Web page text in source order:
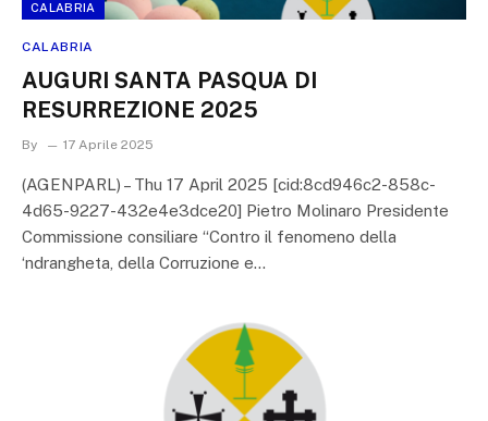
CALABRIA
CALABRIA
AUGURI SANTA PASQUA DI
RESURREZIONE 2025
By 17 Aprile 2025
(AGENPARL) – Thu 17 April 2025 [cid:8cd946c2-858c-
4d65-9227-432e4e3dce20] Pietro Molinaro Presidente
Commissione consiliare “Contro il fenomeno della
‘ndrangheta, della Corruzione e…